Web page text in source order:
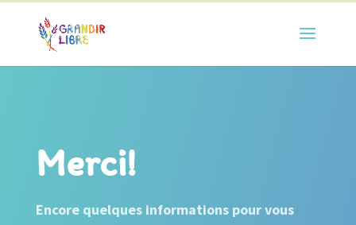
Merci!
Encore quelques informations pour vous